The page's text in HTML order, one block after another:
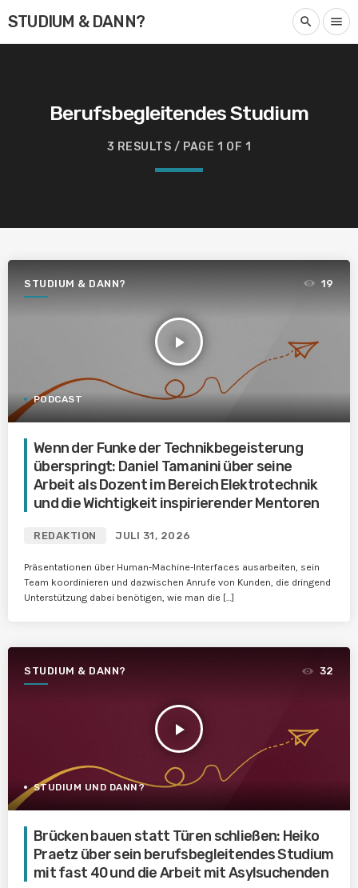
STUDIUM & DANN? search menu
Berufsbegleitendes Studium
3 RESULTS / PAGE 1 OF 1
STUDIUM & DANN?
play_arrow
19
PODCAST
Wenn der Funke der Technikbegeisterung
überspringt: Daniel Tamanini über seine
Arbeit als Dozent im Bereich Elektrotechnik
und die Wichtigkeit inspirierender Mentoren
REDAKTION JULI 31, 2026
Präsentationen über Human-Machine-Interfaces ausarbeiten, sein
Team koordinieren und dazwischen Anrufe von Kunden, die dringend
Unterstützung dabei benötigen, wie man die […]
STUDIUM & DANN?
play_arrow
32
STUDIUM UND DANN?
Brücken bauen statt Türen schließen: Heiko
Praetz über sein berufsbegleitendes Studium
mit fast 40 und die Arbeit mit Asylsuchenden